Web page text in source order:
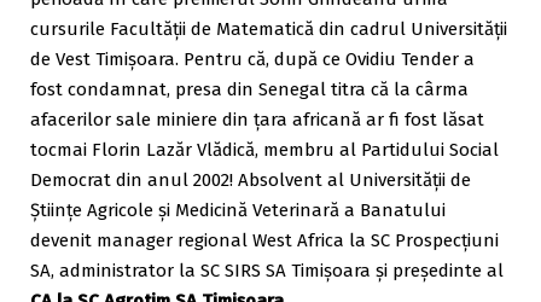
cursurile Facultății de Matematică din cadrul Universității
de Vest Timișoara. Pentru că, după ce Ovidiu Tender a
fost condamnat, presa din Senegal titra că la cârma
afacerilor sale miniere din țara africană ar fi fost lăsat
tocmai Florin Lazăr Vlădică, membru al Partidului Social
Democrat din anul 2002! Absolvent al Universității de
Științe Agricole și Medicină Veterinară a Banatului
devenit manager regional West Africa la SC Prospecțiuni
SA, administrator la SC SIRS SA Timișoara și președinte al